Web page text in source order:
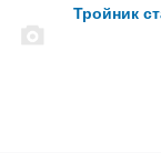
Тройник